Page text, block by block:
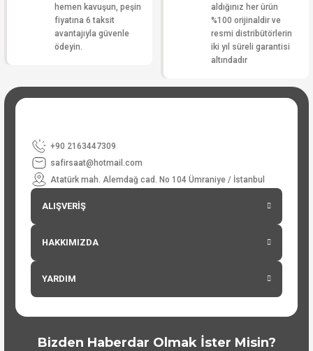
hemen kavuşun, peşin
fiyatına 6 taksit
avantajıyla güvenle
ödeyin.
aldığınız her ürün
%100 orijinaldir ve
resmi distribütörlerin
iki yıl süreli garantisi
altındadır
+90 2163447309
safirsaat@hotmail.com
Atatürk mah. Alemdağ cad. No 104 Ümraniye / İstanbul
ALIŞVERİŞ
HAKKIMIZDA
YARDIM
Bizden Haberdar Olmak İster Misin?